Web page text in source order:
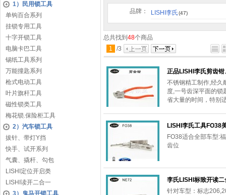
1）民用锁工具
单钩百合系列
挂锁专用工具
十字开锁工具
电脑卡巴工具
锡纸工具系列
万能撞匙系列
枪式电动工具
叶片旗杆工具
磁性锁类工具
梅花锁.保险柜工具
2）汽车锁工具
拔针、带灯Y挡
快手、试开系列
气囊、撬杆、勾包
LISHI定位开启类
LISHI读开二合一
3）鬼马开锁工具
品牌： LISHI李氏(47)
总共找到 48个商品
1
/3
正品LISHI李氏剪齿
不锈钢精工制作,经久
度,一号齿深平面的锁
省大量的时间，特别
LISHI李氏工具FO38
FO38适合全部车型:
齿位
李氏LISHI标致开读
针对车型：标志